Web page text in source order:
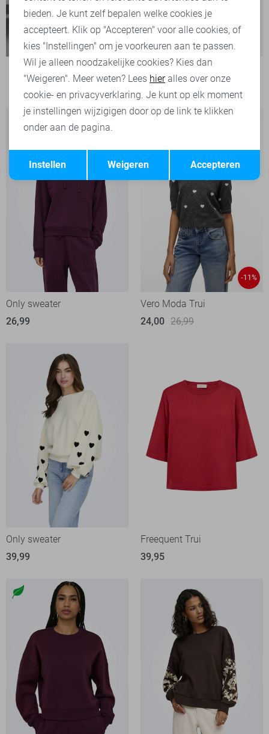
Jacqueline de Yong sweater
34,99
Only sweater
26,99
-11%
Vero Moda Trui
24,00 26,99
Only sweater
39,99
Freequent Trui
39,95
Terug Opslaan
bieden. Je kunt zelf bepalen welke cookies je
accepteert. Klik op "Accepteren" voor alle cookies, of
kies "Instellingen" om je voorkeuren aan te passen.
Wil je alleen noodzakelijke cookies? Kies dan
"Weigeren". Meer weten? Lees hieralles over onze
cookie- en privacyverklaring. Je kunt op elk moment
je instellingen wijzigigen door op de link te klikken
onder aan de pagina.
Accepteren
Weigeren
Instellen